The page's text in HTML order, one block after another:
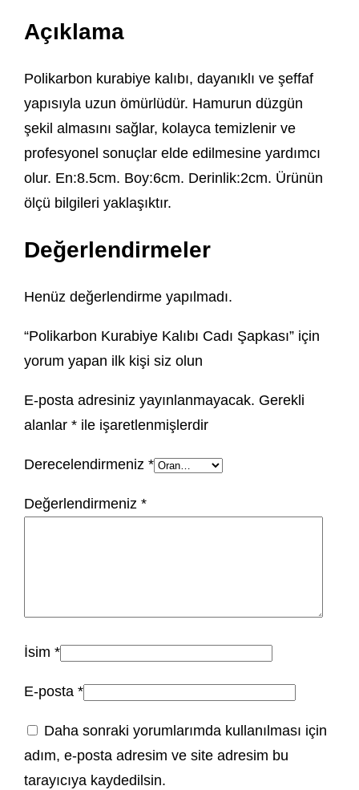
Açıklama
Polikarbon kurabiye kalıbı, dayanıklı ve şeffaf
yapısıyla uzun ömürlüdür. Hamurun düzgün
şekil almasını sağlar, kolayca temizlenir ve
profesyonel sonuçlar elde edilmesine yardımcı
olur. En:8.5cm. Boy:6cm. Derinlik:2cm. Ürünün
ölçü bilgileri yaklaşıktır.
Değerlendirmeler
Henüz değerlendirme yapılmadı.
“Polikarbon Kurabiye Kalıbı Cadı Şapkası” için
yorum yapan ilk kişi siz olun
E-posta adresiniz yayınlanmayacak. Gerekli
alanlar* ile işaretlenmişlerdir
Derecelendirmeniz*
Değerlendirmeniz*
İsim*
E-posta*
Daha sonraki yorumlarımda kullanılması için
adım, e-posta adresim ve site adresim bu
tarayıcıya kaydedilsin.